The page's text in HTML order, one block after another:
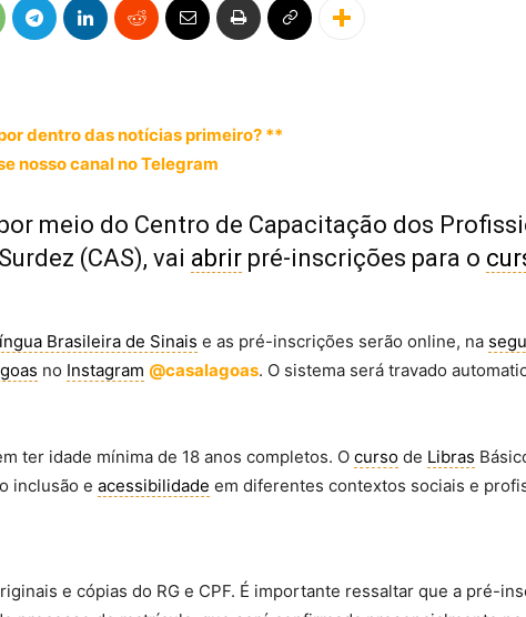
dentro das notícias primeiro? **
nosso canal no Telegram
meio do Centro de Capacitação dos
(CAS), vai abrir pré-inscrições para o
Brasileira de Sinais e as pré-inscrições serão online, na
no Instagram @casalagoas. O sistema será travado
ter idade mínima de 18 anos completos. O curso de Libras
inclusão e acessibilidade em diferentes contextos sociais e
e cópias do RG e CPF. É importante ressaltar que a pré-